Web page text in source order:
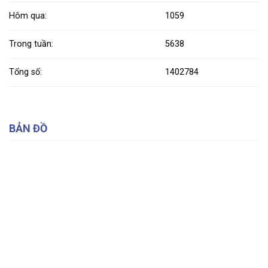
Hôm qua: 1059
Trong tuần: 5638
Tổng số: 1402784
BẢN ĐỒ